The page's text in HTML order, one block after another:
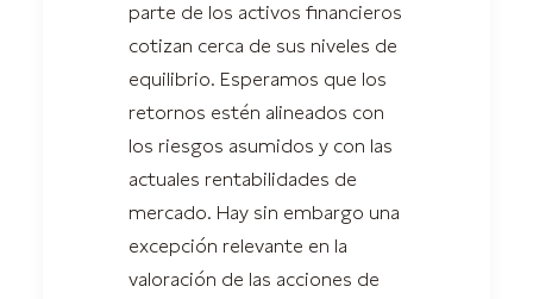
parte de los activos financieros
cotizan cerca de sus niveles de
equilibrio. Esperamos que los
retornos estén alineados con
los riesgos asumidos y con las
actuales rentabilidades de
mercado. Hay sin embargo una
excepción relevante en la
valoración de las acciones de